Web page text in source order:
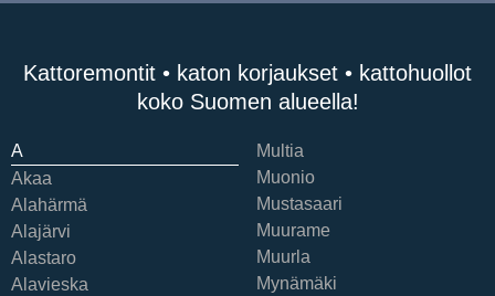
Kattoremontit • katon korjaukset • kattohuollot
koko Suomen alueella!
A
Akaa
Alahärmä
Alajärvi
Alastaro
Alavieska
Multia
Muonio
Mustasaari
Muurame
Muurla
Mynämäki